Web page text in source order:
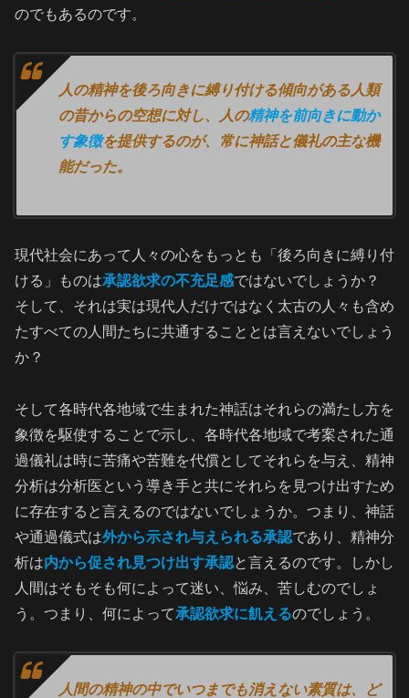
のでもあるのです。
人の精神を後ろ向きに縛り付ける傾向がある人類
の昔からの空想に対し、人の精神を前向きに動か
す象徴を提供するのが、常に神話と儀礼の主な機
能だった。
現代社会にあって人々の心をもっとも「後ろ向きに縛り付
ける」ものは承認欲求の不充足感ではないでしょうか？
そして、それは実は現代人だけではなく太古の人々も含め
たすべての人間たちに共通することとは言えないでしょう
か？
そして各時代各地域で生まれた神話はそれらの満たし方を
象徴を駆使することで示し、各時代各地域で考案された通
過儀礼は時に苦痛や苦難を代償としてそれらを与え、精神
分析は分析医という導き手と共にそれらを見つけ出すため
に存在すると言えるのではないでしょうか。つまり、神話
や通過儀式は外から示され与えられる承認であり、精神分
析は内から促され見つけ出す承認と言えるのです。しかし
人間はそもそも何によって迷い、悩み、苦しむのでしょ
う。つまり、何によって承認欲求に飢えるのでしょう。
人間の精神の中でいつまでも消えない素質は、ど